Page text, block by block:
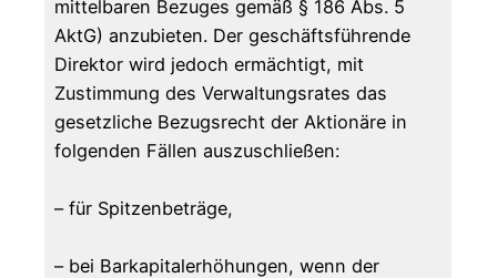
mittelbaren Bezuges gemäß § 186 Abs. 5
AktG) anzubieten. Der geschäftsführende
Direktor wird jedoch ermächtigt, mit
Zustimmung des Verwaltungsrates das
gesetzliche Bezugsrecht der Aktionäre in
folgenden Fällen auszuschließen:
– für Spitzenbeträge,
– bei Barkapitalerhöhungen, wenn der